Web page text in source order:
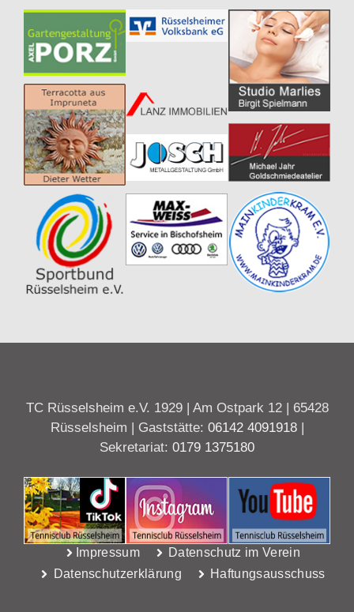
TC Rüsselsheim e.V. 1929 | Am Ostpark 12 | 65428
Rüsselsheim | Gaststätte: 06142 4091918|
Sekretariat: 0179 1375180
Impressum
Datenschutz im Verein
Datenschutzerklärung
Haftungsausschuss